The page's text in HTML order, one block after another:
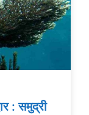
: समुद्री